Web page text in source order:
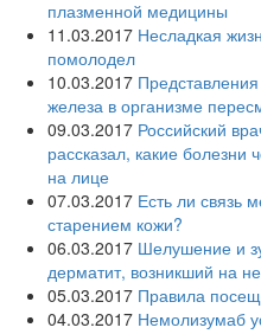
плазменной медицины
11.03.2017 Несладкая
помолодел
10.03.2017
железа в организме
09.03.2017 Российский
рассказал, какие болезни
на лице
07.03.2017 Есть ли связь
старением кожи?
06.03.2017 Шелушение и
дерматит, возникший на
05.03.2017 Правила
04.03.2017 Немолизумаб